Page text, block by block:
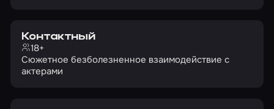
Контактный
18+
Сюжетное безболезненное взаимодействие с
актерами